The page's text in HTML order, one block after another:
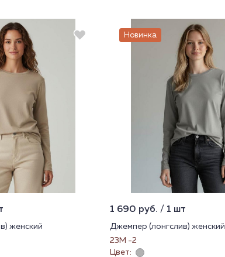
женский
Новинка
1 690 руб. / 1 шт
Джемпер (лонгслив) женский
23М -2
Цвет: